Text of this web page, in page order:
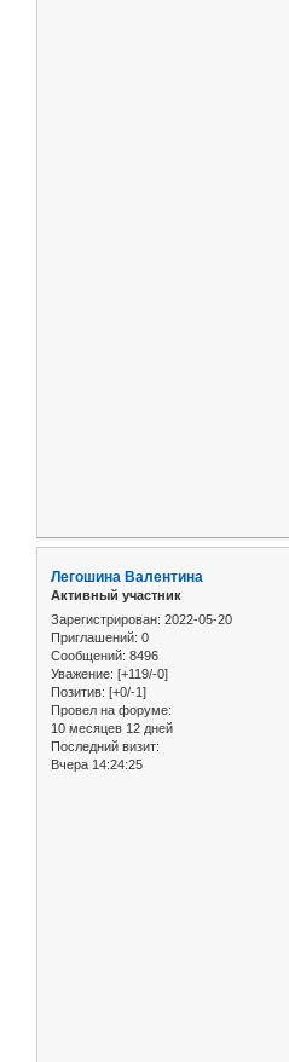
Легошина Валентина
Активный участник
Зарегистрирован: 2022-05-20
Приглашений: 0
Сообщений: 8496
Уважение: [+119/-0]
Позитив: [+0/-1]
Провел на форуме:
10 месяцев 12 дней
Последний визит:
Вчера 14:24:25